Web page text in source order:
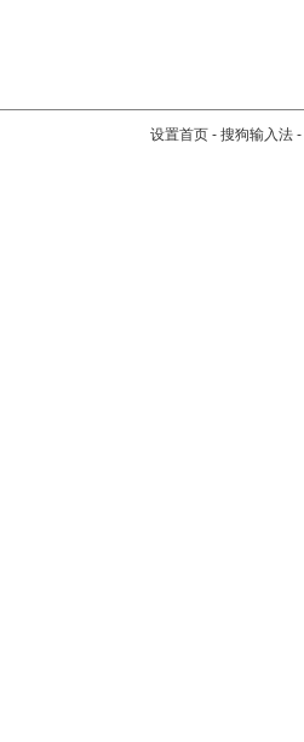
设置首页 - 搜狗输入法 -